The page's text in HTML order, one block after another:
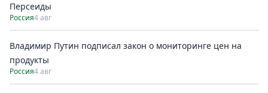
Персеиды
Россия4 авг
Владимир Путин подписал закон о мониторинге цен на
продукты
Россия4 авг